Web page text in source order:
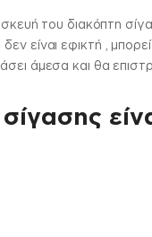
του διακόπτη
είναι εφικτή ,
άμεσα και θα